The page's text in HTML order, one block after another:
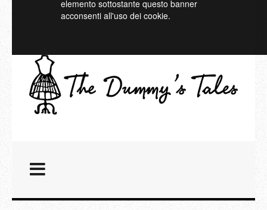
elemento sottostante questo banner
acconsenti all'uso dei cookie.